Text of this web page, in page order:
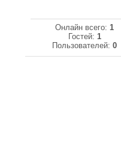
Онлайн всего: 1
Гостей: 1
Пользователей: 0